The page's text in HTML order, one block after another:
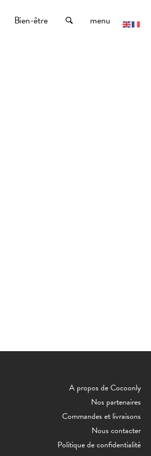
Bien-être menu
A propos de Cocoonly
Nos partenaires
Commandes et livraisons
Nous contacter
Politique de confidentialité